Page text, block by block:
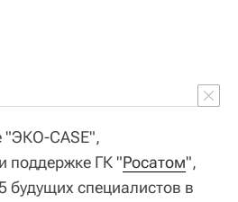
"ЭКО-CASE",
поддержке ГК "Росатом",
будущих специалистов в